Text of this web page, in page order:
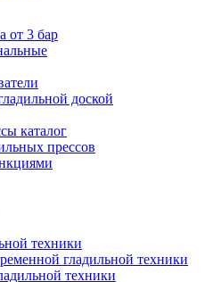
от 3 бар
доской
каталог
прессов
техники
гладильной техники
техники